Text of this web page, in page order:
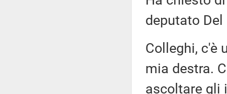
deputato
Colleghi, c'è
mia destra.
ascoltare gli